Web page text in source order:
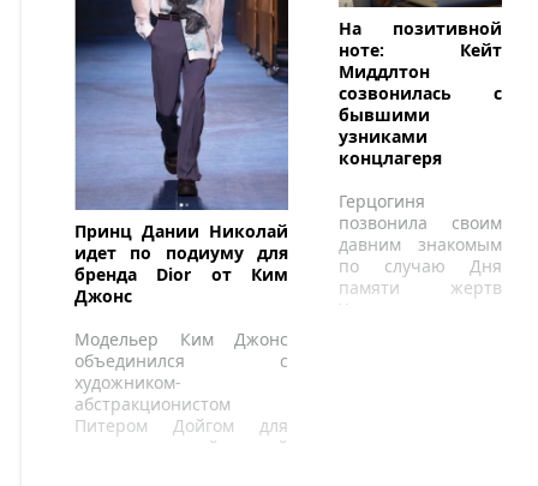
Принц Дании Николай
идет по подиуму для
бренда Dior от Ким
Джонс
Модельер Ким Джонс
объединился с
художником-
абстракционистом
Питером Дойгом для
создания своей новой
На позитивной
ноте: Кейт
Миддлтон
созвонилась с
бывшими
узниками
концлагеря
Герцогиня
позвонила своим
давним знакомым
по случаю Дня
памяти жертв
Холокоста.